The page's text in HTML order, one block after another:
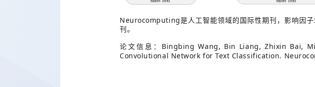
Neurocomputing是人工智能领域的国际性期刊，影响因子
刊。
论文信息： Bingbing Wang, Bin Liang, Zhixin Bai,
Convolutional Network for Text Classification.